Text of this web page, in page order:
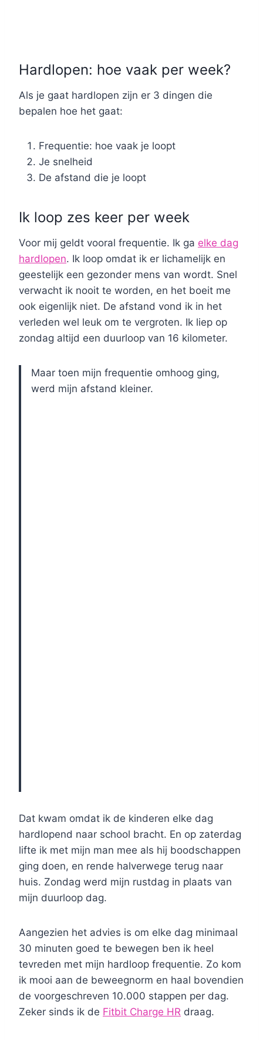
Hardlopen: hoe vaak per week?
Als je gaat hardlopen zijn er 3 dingen die
bepalen hoe het gaat:
Frequentie: hoe vaak je loopt
Je snelheid
De afstand die je loopt
Ik loop zes keer per week
Voor mij geldt vooral frequentie. Ik ga elke dag
hardlopen. Ik loop omdat ik er lichamelijk en
geestelijk een gezonder mens van wordt. Snel
verwacht ik nooit te worden, en het boeit me
ook eigenlijk niet. De afstand vond ik in het
verleden wel leuk om te vergroten. Ik liep op
zondag altijd een duurloop van 16 kilometer.
Maar toen mijn frequentie omhoog ging,
werd mijn afstand kleiner.
Dat kwam omdat ik de kinderen elke dag
hardlopend naar school bracht. En op zaterdag
lifte ik met mijn man mee als hij boodschappen
ging doen, en rende halverwege terug naar
huis. Zondag werd mijn rustdag in plaats van
mijn duurloop dag.
Aangezien het advies is om elke dag minimaal
30 minuten goed te bewegen ben ik heel
tevreden met mijn hardloop frequentie. Zo kom
ik mooi aan de beweegnorm en haal bovendien
de voorgeschreven 10.000 stappen per dag.
Zeker sinds ik de Fitbit Charge HR draag.